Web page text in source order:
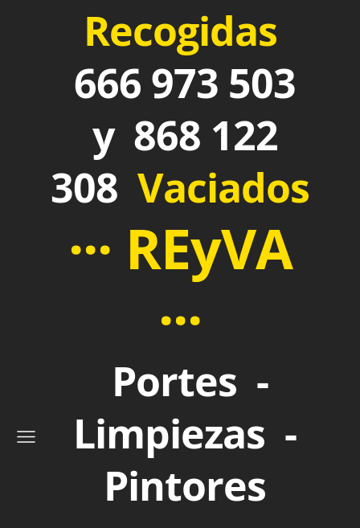
Recogidas
666 973 503
y 868 122
308 Vaciados
··· REyVA
···
Portes -
Limpiezas -
Pintores